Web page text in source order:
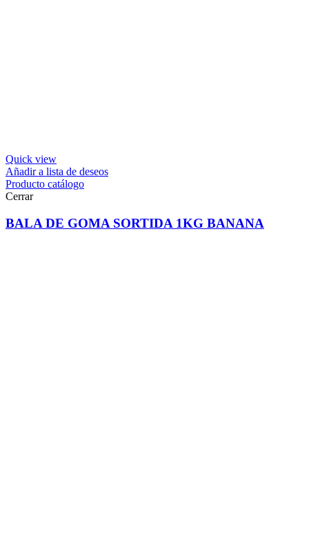
Quick view
Añadir a lista de deseos
Producto catálogo
Cerrar
BALA DE GOMA SORTIDA 1KG BANANA